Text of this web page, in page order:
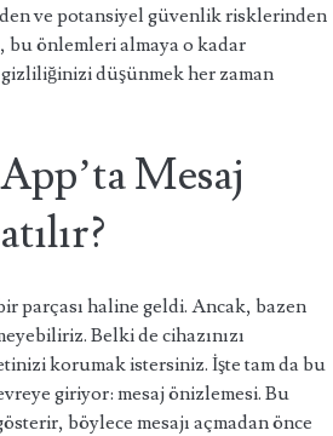
ve potansiyel güvenlik risklerinden
önlemleri almaya o kadar
düşünmek her zaman
Mesaj
parçası haline geldi. Ancak, bazen
Belki de cihazınızı
korumak istersiniz. İşte tam da bu
giriyor: mesaj önizlemesi. Bu
böylece mesajı açmadan önce